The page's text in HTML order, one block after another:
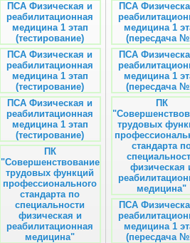
ПСА Физическая и
реабилитационная
медицина 1 этап
(тестирование)
ПСА Физическая и
реабилитационная
медицина 1 этап
(тестирование)
ПСА Физическая и
реабилитационная
медицина 1 этап
(тестирование)
ПК
"Совершенствование
трудовых функций
профессионального
стандарта по
специальности
физическая и
реабилитационная
медицина"
ПСА
медицина 1
(пересдача
ПСА
медицина 1
(пересдача
ПК
трудовых
стандарта
физическая
медицина"
ПСА
медицина 1
(пересдача